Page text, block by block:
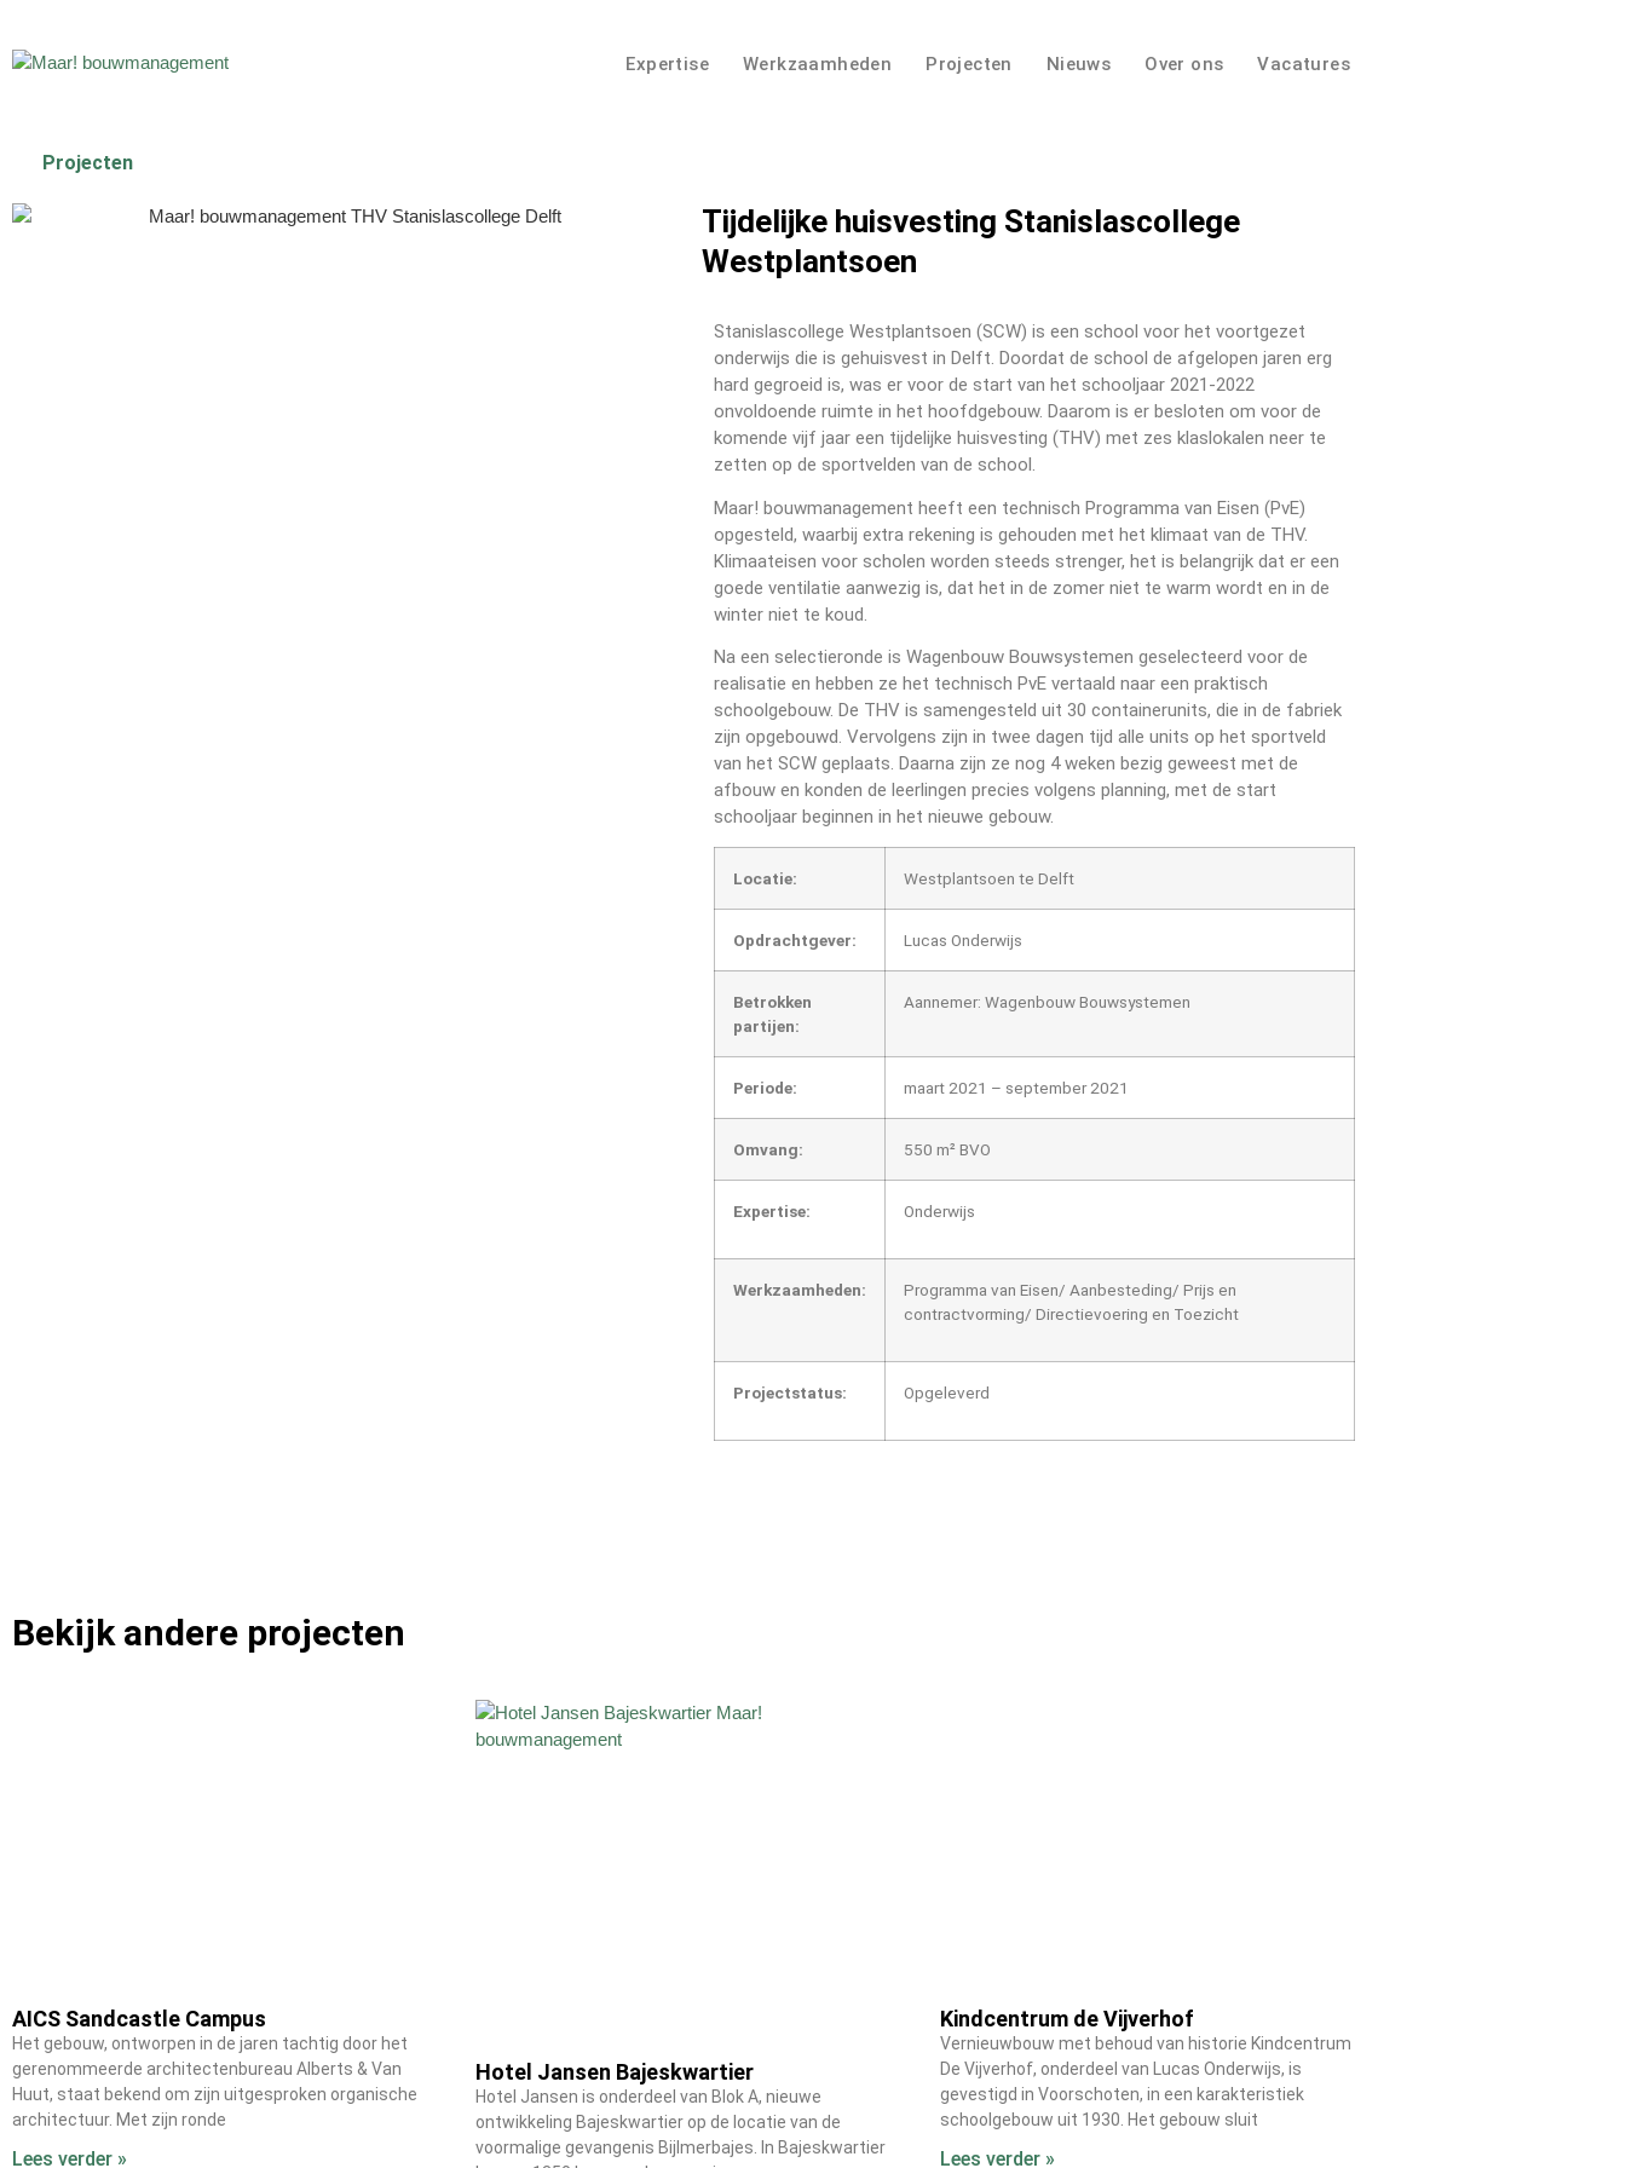
Expertise Werkzaamheden Projecten Nieuws Over ons Vacatures
Projecten
Tijdelijke huisvesting Stanislascollege
Westplantsoen
Stanislascollege Westplantsoen (SCW) is een school voor het voortgezet
onderwijs die is gehuisvest in Delft. Doordat de school de afgelopen jaren erg
hard gegroeid is, was er voor de start van het schooljaar 2021-2022
onvoldoende ruimte in het hoofdgebouw. Daarom is er besloten om voor de
komende vijf jaar een tijdelijke huisvesting (THV) met zes klaslokalen neer te
zetten op de sportvelden van de school.
Maar! bouwmanagement heeft een technisch Programma van Eisen (PvE)
opgesteld, waarbij extra rekening is gehouden met het klimaat van de THV.
Klimaateisen voor scholen worden steeds strenger, het is belangrijk dat er een
goede ventilatie aanwezig is, dat het in de zomer niet te warm wordt en in de
winter niet te koud.
Na een selectieronde is Wagenbouw Bouwsystemen geselecteerd voor de
realisatie en hebben ze het technisch PvE vertaald naar een praktisch
schoolgebouw. De THV is samengesteld uit 30 containerunits, die in de fabriek
zijn opgebouwd. Vervolgens zijn in twee dagen tijd alle units op het sportveld
van het SCW geplaats. Daarna zijn ze nog 4 weken bezig geweest met de
afbouw en konden de leerlingen precies volgens planning, met de start
schooljaar beginnen in het nieuwe gebouw.
Locatie: Westplantsoen te Delft
Opdrachtgever: Lucas Onderwijs
Betrokken
partijen:
Aannemer: Wagenbouw Bouwsystemen
Periode: maart 2021 – september 2021
Omvang: 550 m² BVO
Expertise: Onderwijs
Werkzaamheden:
Programma van Eisen/ Aanbesteding/ Prijs en
contractvorming/ Directievoering en Toezicht
Projectstatus: Opgeleverd
Bekijk andere projecten
AICS Sandcastle Campus
Het gebouw, ontworpen in de jaren tachtig door het
gerenommeerde architectenbureau Alberts & Van
Huut, staat bekend om zijn uitgesproken organische
architectuur. Met zijn ronde
Lees verder »
Hotel Jansen Bajeskwartier
Hotel Jansen is onderdeel van Blok A, nieuwe
ontwikkeling Bajeskwartier op de locatie van de
voormalige gevangenis Bijlmerbajes. In Bajeskwartier
Kindcentrum de Vijverhof
Vernieuwbouw met behoud van historie Kindcentrum
De Vijverhof, onderdeel van Lucas Onderwijs, is
gevestigd in Voorschoten, in een karakteristiek
schoolgebouw uit 1930. Het gebouw sluit
Lees verder »